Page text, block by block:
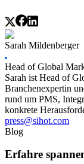
Sarah Mildenberger
Head of Global
Sarah ist Head of
Branchenexpertin
rund um PMS,
konkrete
press@sihot.com
Blog
Erfahre